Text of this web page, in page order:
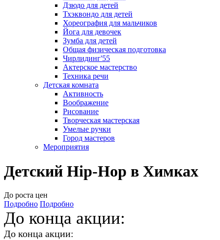
Дзюдо для детей
Тхэквондо для детей
Хореография для мальчиков
Йога для девочек
Зумба для детей
Общая физическая подготовка
Чирлидинг'55
Актерское мастерство
Техника речи
Детская комната
Активность
Воображение
Рисование
Творческая мастерская
Умелые ручки
Город мастеров
Мероприятия
Детский Hip-Hop в Химках
До роста цен
Подробно Подробно
До конца акции:
До конца акции: